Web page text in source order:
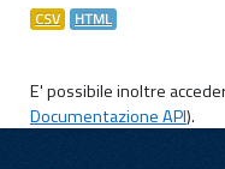
CSV HTML
E' possibile inoltre
Documentazione API).